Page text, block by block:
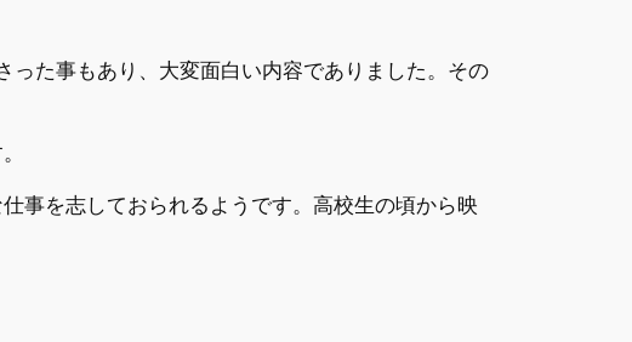
た事もあり、大変面白い内容でありました。その
事を志しておられるようです。高校生の頃から映